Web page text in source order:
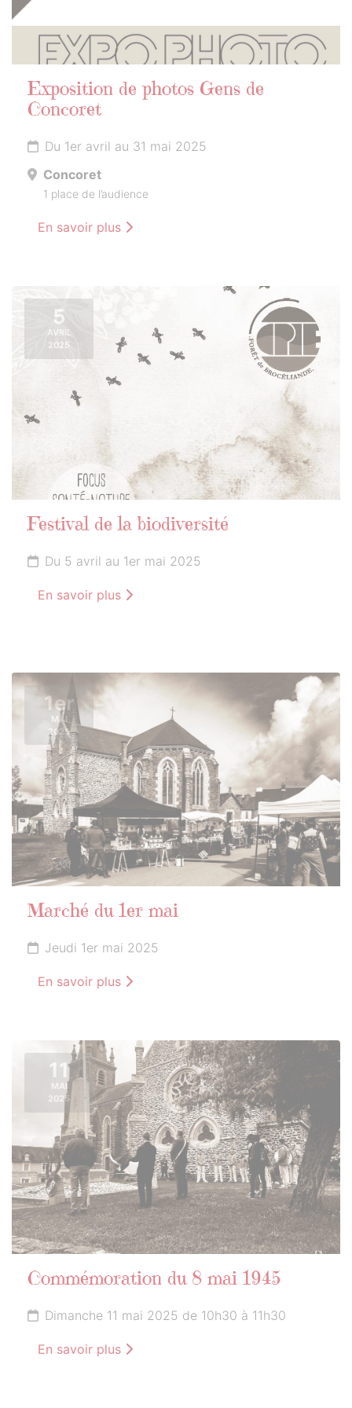
Exposition de photos Gens de
Concoret
Du 1er avril au 31 mai 2025
Concoret
1 place de l’audience
En savoir plus
5
AVRIL
2025
Festival de la biodiversité
Du 5 avril au 1er mai 2025
En savoir plus
1er
MAI
2025
Marché du 1er mai
Jeudi 1er mai 2025
En savoir plus
11
MAI
2025
Commémoration du 8 mai 1945
Dimanche 11 mai 2025 de 10h30 à 11h30
En savoir plus